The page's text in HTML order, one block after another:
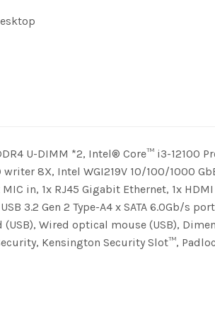
U-DIMM *2, Intel® Core™ i3-12100
8X, Intel WGI219V 10/100/1000
in, 1x RJ45 Gigabit Ethernet, 1x HDMI
3.2 Gen 2 Type-A4 x SATA 6.0Gb/s
Wired optical mouse (USB),
Kensington Security Slot™,